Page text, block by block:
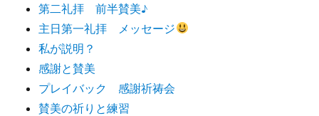
第二礼拝 前半賛美♪
主日第一礼拝 メッセージ
私が説明？
感謝と賛美
プレイバック 感謝祈祷会
賛美の祈りと練習